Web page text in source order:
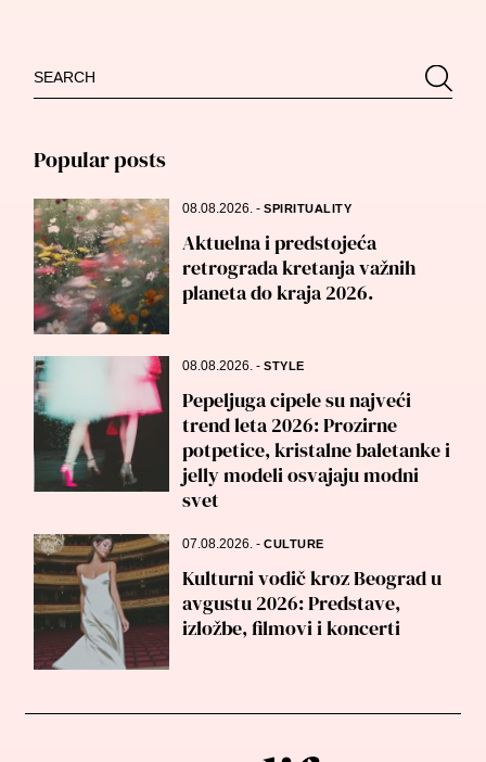
Search
for:
Popular posts
08.08.2026.-SPIRITUALITY
Aktuelna i predstojeća
retrograda kretanja važnih
planeta do kraja 2026.
08.08.2026.-STYLE
Pepeljuga cipele su najveći
trend leta 2026: Prozirne
potpetice, kristalne baletanke i
jelly modeli osvajaju modni
svet
07.08.2026.-CULTURE
Kulturni vodič kroz Beograd u
avgustu 2026: Predstave,
izložbe, filmovi i koncerti